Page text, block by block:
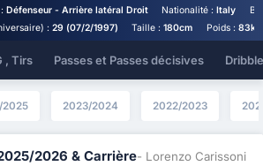
Défenseur - Arrière latéral Droit Nationalité :Italy
: 29 (07/2/1997) Taille :180cm Poids : 83kg
, Tirs Passes et Passes décisives
2025 2023/2024 2022/2023
2026 & Carrière- Lorenzo Carissoni